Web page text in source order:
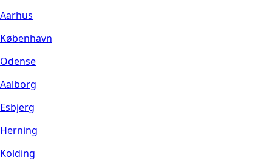
Aarhus
København
Odense
Aalborg
Esbjerg
Herning
Kolding